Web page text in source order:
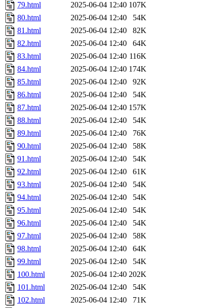
79.html
2025-06-04 12:40 107K
80.html
2025-06-04 12:40
54K
81.html
2025-06-04 12:40
82K
82.html
2025-06-04 12:40
64K
83.html
2025-06-04 12:40 116K
84.html
2025-06-04 12:40 174K
85.html
2025-06-04 12:40
92K
86.html
2025-06-04 12:40
54K
87.html
2025-06-04 12:40 157K
88.html
2025-06-04 12:40
54K
89.html
2025-06-04 12:40
76K
90.html
2025-06-04 12:40
58K
91.html
2025-06-04 12:40
54K
92.html
2025-06-04 12:40
61K
93.html
2025-06-04 12:40
54K
94.html
2025-06-04 12:40
54K
95.html
2025-06-04 12:40
54K
96.html
2025-06-04 12:40
54K
97.html
2025-06-04 12:40
58K
98.html
2025-06-04 12:40
64K
99.html
2025-06-04 12:40
54K
100.html
2025-06-04 12:40 202K
101.html
2025-06-04 12:40
54K
102.html
2025-06-04 12:40
71K